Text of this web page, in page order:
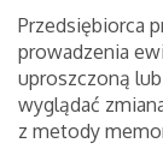
Przedsiębiorca
prowadzenia
uproszczoną
wyglądać
z metody